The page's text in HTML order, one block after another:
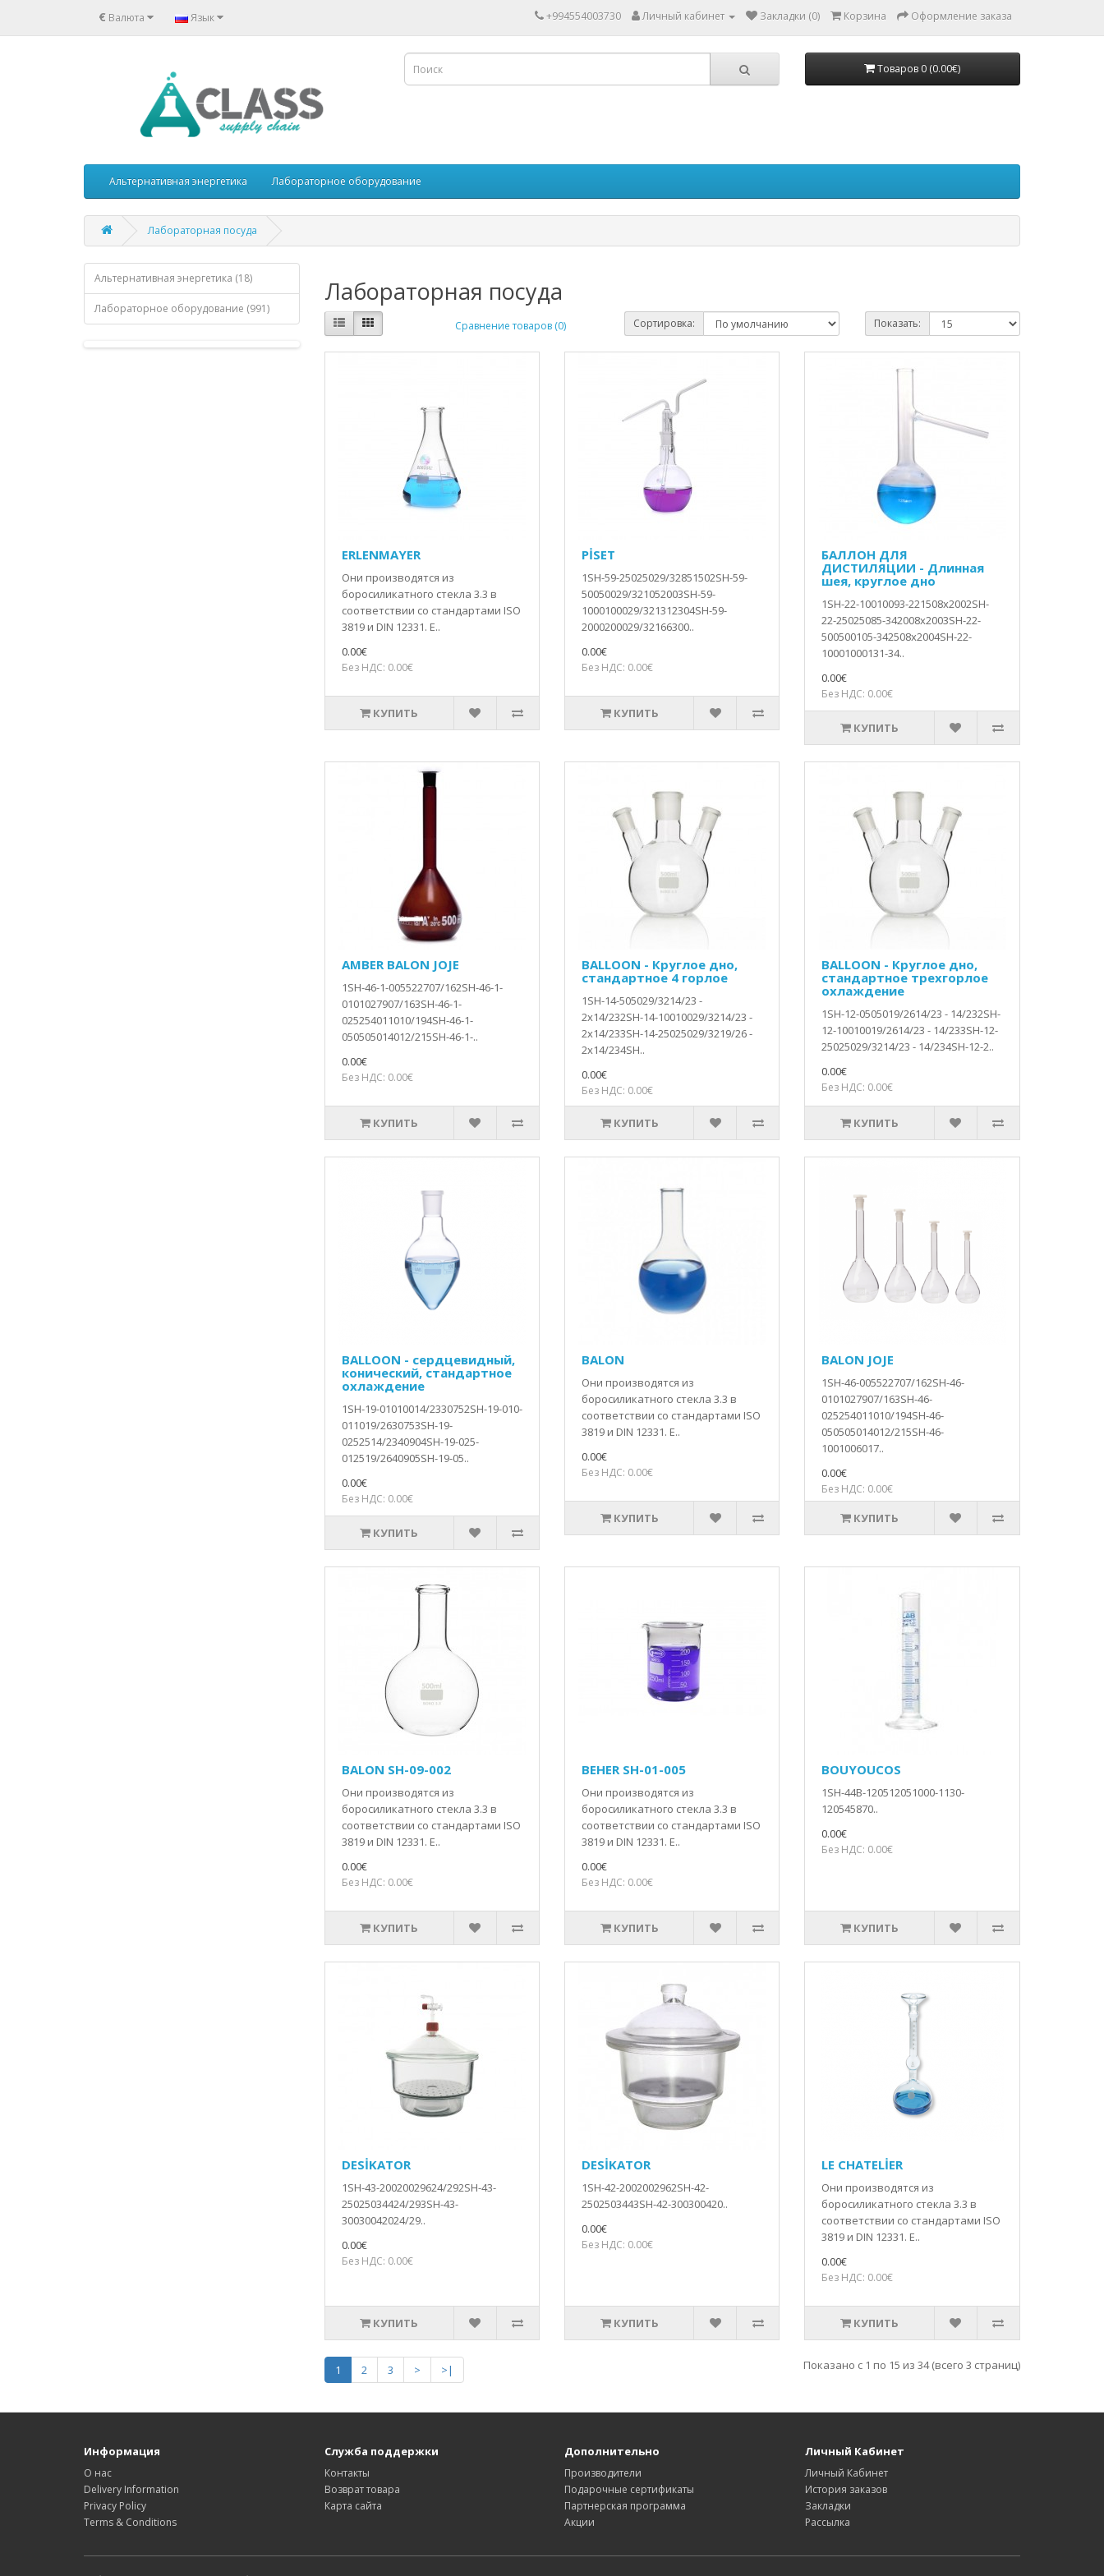
€ Валюта Язык +994554003730 Личный кабинет Закладки (0) Корзина Оформление заказа
Товаров 0 (0.00€)
Альтернативная энергетика Лабораторное оборудование
Лабораторная посуда
Альтернативная энергетика (18)
Лабораторное оборудование (991)
Лабораторная посуда
Сравнение товаров (0) Сортировка: Показать:
ERLENMAYER
Они производятся из
боросиликатного стекла 3.3 в
соответствии со стандартами ISO
3819 и DIN 12331. Е..
0.00€
Без НДС: 0.00€
КУПИТЬ
PİSET
1SH-59-25025029/32851502SH-59-
50050029/321052003SH-59-
1000100029/321312304SH-59-
2000200029/32166300..
0.00€
Без НДС: 0.00€
КУПИТЬ
БАЛЛОН ДЛЯ
ДИСТИЛЯЦИИ - Длинная
шея, круглое дно
1SH-22-10010093-221508x2002SH-
22-25025085-342008x2003SH-22-
500500105-342508x2004SH-22-
10001000131-34..
0.00€
Без НДС: 0.00€
КУПИТЬ
AMBER BALON JOJE
1SH-46-1-005522707/162SH-46-1-
0101027907/163SH-46-1-
025254011010/194SH-46-1-
050505014012/215SH-46-1-..
0.00€
Без НДС: 0.00€
КУПИТЬ
BALLOON - Круглое дно,
стандартное 4 горлое
1SH-14-505029/3214/23 -
2x14/232SH-14-10010029/3214/23 -
2x14/233SH-14-25025029/3219/26 -
2x14/234SH..
0.00€
Без НДС: 0.00€
КУПИТЬ
BALLOON - Круглое дно,
стандартное трехгорлое
охлаждение
1SH-12-0505019/2614/23 - 14/232SH-
12-10010019/2614/23 - 14/233SH-12-
25025029/3214/23 - 14/234SH-12-2..
0.00€
Без НДС: 0.00€
КУПИТЬ
BALLOON - сердцевидный,
конический, стандартное
охлаждение
1SH-19-01010014/2330752SH-19-010-
011019/2630753SH-19-
0252514/2340904SH-19-025-
012519/2640905SH-19-05..
0.00€
Без НДС: 0.00€
КУПИТЬ
BALON
Они производятся из
боросиликатного стекла 3.3 в
соответствии со стандартами ISO
3819 и DIN 12331. Е..
0.00€
Без НДС: 0.00€
КУПИТЬ
BALON JOJE
1SH-46-005522707/162SH-46-
0101027907/163SH-46-
025254011010/194SH-46-
050505014012/215SH-46-
1001006017..
0.00€
Без НДС: 0.00€
КУПИТЬ
BALON SH-09-002
Они производятся из
боросиликатного стекла 3.3 в
соответствии со стандартами ISO
3819 и DIN 12331. Е..
0.00€
Без НДС: 0.00€
КУПИТЬ
BEHER SH-01-005
Они производятся из
боросиликатного стекла 3.3 в
соответствии со стандартами ISO
3819 и DIN 12331. Е..
0.00€
Без НДС: 0.00€
КУПИТЬ
BOUYOUCOS
1SH-44B-120512051000-1130-
120545870..
0.00€
Без НДС: 0.00€
КУПИТЬ
DESİKATOR
1SH-43-20020029624/292SH-43-
25025034424/293SH-43-
30030042024/29..
0.00€
Без НДС: 0.00€
КУПИТЬ
DESİKATOR
1SH-42-2002002962SH-42-
2502503443SH-42-300300420..
0.00€
Без НДС: 0.00€
КУПИТЬ
LE CHATELİER
Они производятся из
боросиликатного стекла 3.3 в
соответствии со стандартами ISO
3819 и DIN 12331. Е..
0.00€
Без НДС: 0.00€
КУПИТЬ
1 2 3 > >| Показано с 1 по 15 из 34 (всего 3 страниц)
Информация
О нас
Delivery Information
Privacy Policy
Terms & Conditions
Служба поддержки
Контакты
Возврат товара
Карта сайта
Дополнительно
Производители
Подарочные сертификаты
Партнерская программа
Акции
Личный Кабинет
Личный Кабинет
История заказов
Закладки
Рассылка